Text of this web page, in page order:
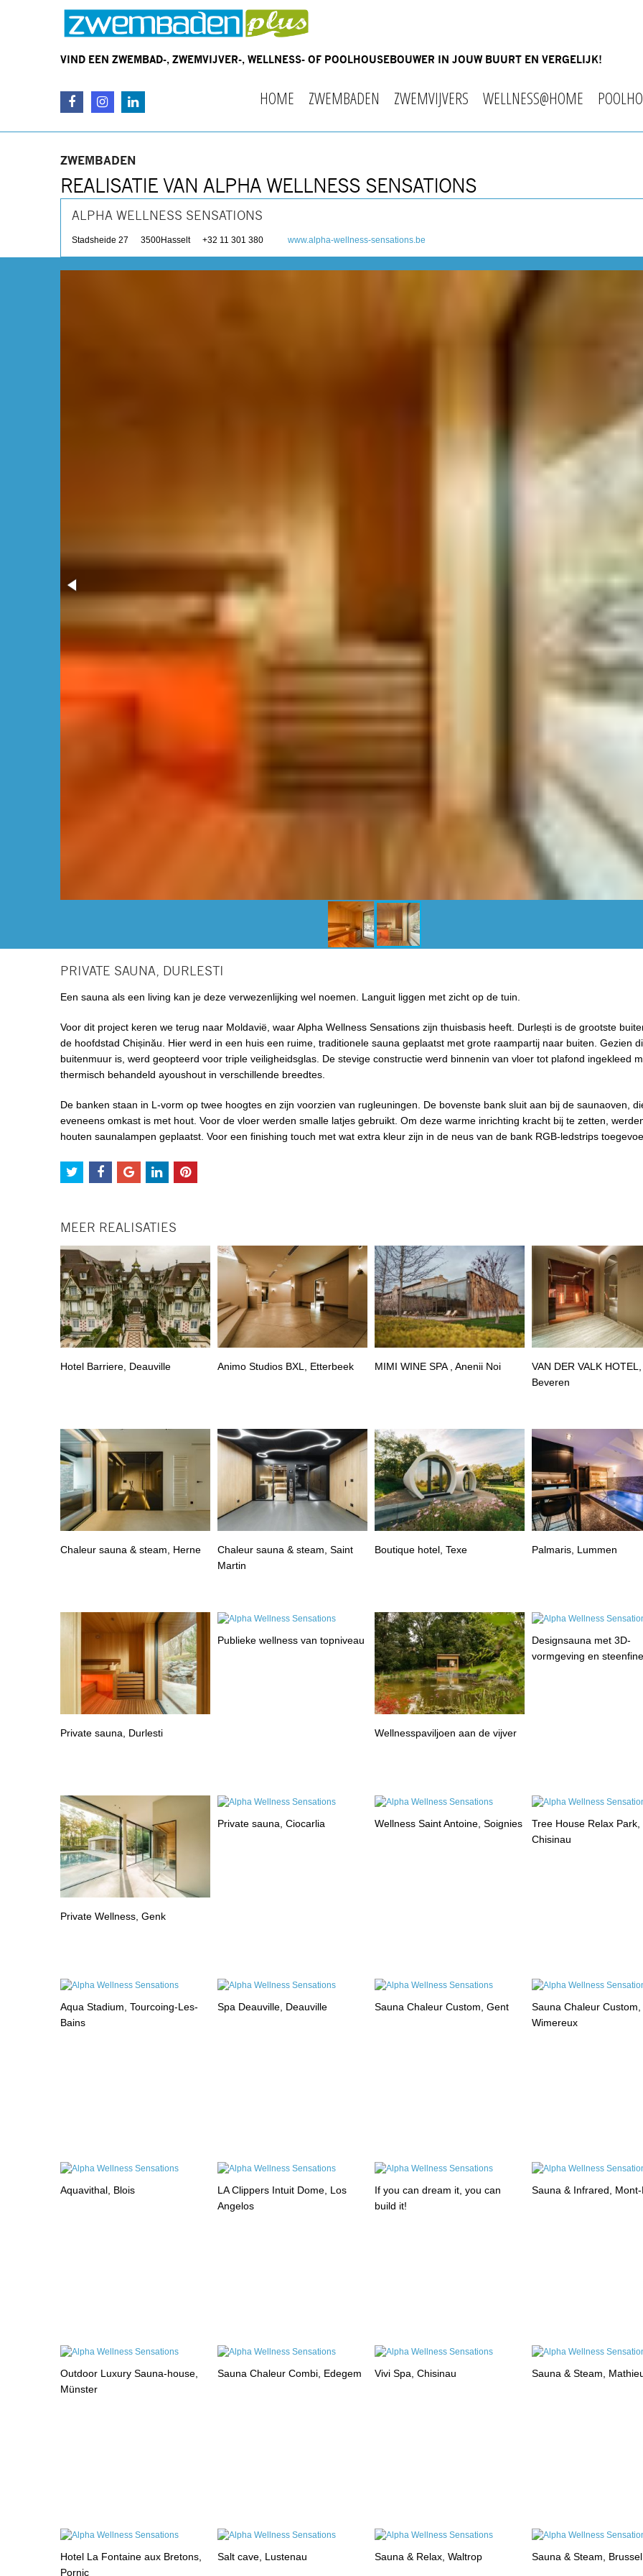
VIND EEN ZWEMBAD-, ZWEMVIJVER-, WELLNESS- OF POOLHOUSEBOUWER IN JOUW BUURT EN VERGELIJK!
HOME ZWEMBADEN ZWEMVIJVERS WELLNESS@HOME
ZWEMBADEN
REALISATIE VAN ALPHA WELLNESS SENSATIONS
ALPHA WELLNESS SENSATIONS
Stadsheide 27 3500Hasselt +32 11 301 380 www.alpha-wellness-sensations.be
PRIVATE SAUNA, DURLESTI
Een sauna als een living kan je deze verwezenlijking wel noemen. Languit liggen met zicht op de tuin.
Voor dit project keren we terug naar Moldavië, waar Alpha Wellness Sensations zijn thuisbasis heeft. Durlești is de grootste
de hoofdstad Chișinău. Hier werd in een huis een ruime, traditionele sauna geplaatst met grote raampartij naar buiten. Gezien
buitenmuur is, werd geopteerd voor triple veiligheidsglas. De stevige constructie werd binnenin van vloer tot plafond ingekleed
thermisch behandeld ayoushout in verschillende breedtes.
De banken staan in L-vorm op twee hoogtes en zijn voorzien van rugleuningen. De bovenste bank sluit aan bij de saunaoven,
eveneens omkast is met hout. Voor de vloer werden smalle latjes gebruikt. Om deze warme inrichting kracht bij te zetten,
houten saunalampen geplaatst. Voor een finishing touch met wat extra kleur zijn in de neus van de bank RGB-ledstrips
MEER REALISATIES
Hotel Barriere, Deauville Animo Studios BXL, Etterbeek MIMI WINE SPA , Anenii Noi
VAN DER VALK HOTEL,
Beveren
Chaleur sauna & steam, Herne
Chaleur sauna & steam, Saint
Martin
Boutique hotel, Texe Palmaris, Lummen
Private sauna, Durlesti
Publieke wellness van topniveau
Wellnesspaviljoen aan de vijver
Designsauna met 3D-
vormgeving en
Private Wellness, Genk
Private sauna, Ciocarlia Wellness Saint Antoine, Soignies
Tree House Relax Park,
Chisinau
Aqua Stadium, Tourcoing-Les-
Bains
Spa Deauville, Deauville Sauna Chaleur Custom, Gent
Sauna Chaleur Custom,
Wimereux
Aquavithal, Blois
LA Clippers Intuit Dome, Los
Angelos
If you can dream it, you can
build it!
Sauna & Infrared,
Outdoor Luxury Sauna-house,
Münster
Sauna Chaleur Combi, Edegem Vivi Spa, Chisinau Sauna & Steam,
Hotel La Fontaine aux Bretons,
Pornic
Salt cave, Lustenau Sauna & Relax, Waltrop Sauna & Steam, Brussel